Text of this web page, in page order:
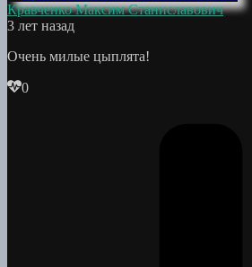
Кравченко Максим Станиславович
3 лет назад
Очень милые цыплята!
0